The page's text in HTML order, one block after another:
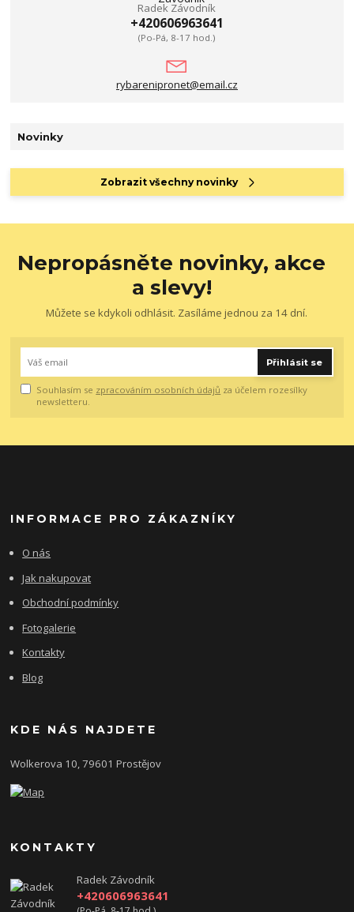
Radek Závodník
+420606963641
(Po-Pá, 8-17 hod.)
rybarenipronet@email.cz
Novinky
Zobrazit všechny novinky
Nepropásněte novinky, akce
a slevy!
Můžete se kdykoli odhlásit. Zasíláme jednou za 14 dní.
Přihlásit se
Souhlasím se zpracováním osobních údajů za účelem rozesílky
newsletteru.
INFORMACE PRO ZÁKAZNÍKY
O nás
Jak nakupovat
Obchodní podmínky
Fotogalerie
Kontakty
Blog
KDE NÁS NAJDETE
Wolkerova 10, 79601 Prostějov
KONTAKTY
Radek Závodník
+420606963641